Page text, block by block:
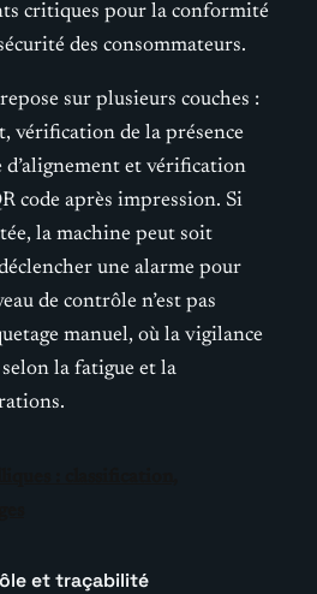
critiques pour la conformité
des consommateurs.
sur plusieurs couches :
vérification de la présence
d’alignement et vérification
code après impression. Si
la machine peut soit
une alarme pour
de contrôle n’est pas
manuel, où la vigilance
la fatigue et la
et traçabilité